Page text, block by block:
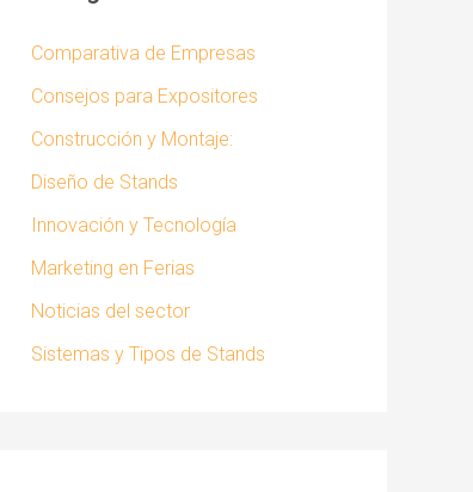
Comparativa de Empresas
Consejos para Expositores
Construcción y Montaje:
Diseño de Stands
Innovación y Tecnología
Marketing en Ferias
Noticias del sector
Sistemas y Tipos de Stands